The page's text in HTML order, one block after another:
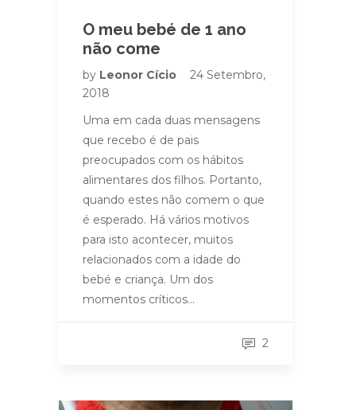
O meu bebé de 1 ano
não come
by Leonor Cício
24 Setembro,
2018
Uma em cada duas mensagens
que recebo é de pais
preocupados com os hábitos
alimentares dos filhos. Portanto,
quando estes não comem o que
é esperado. Há vários motivos
para isto acontecer, muitos
relacionados com a idade do
bebé e criança. Um dos
momentos críticos…
2